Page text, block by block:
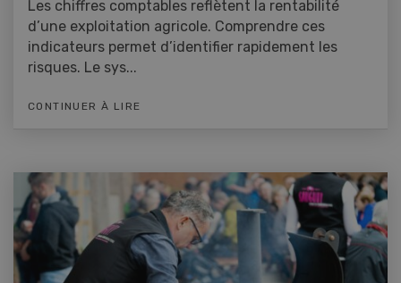
Les chiffres comptables reflètent la rentabilité
d’une exploitation agricole. Comprendre ces
indicateurs permet d’identifier rapidement les
risques. Le sys...
CONTINUER À LIRE